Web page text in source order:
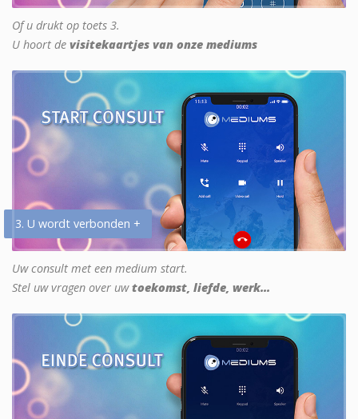
Of u drukt op toets 3.
U hoort de visitekaartjes van onze mediums
3. U wordt verbonden +
Uw consult met een medium start.
Stel uw vragen over uwtoekomst, liefde, werk...